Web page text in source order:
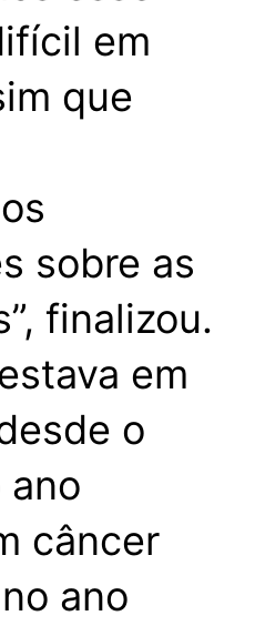
em
que
sobre as
finalizou.
em
o
câncer
ano